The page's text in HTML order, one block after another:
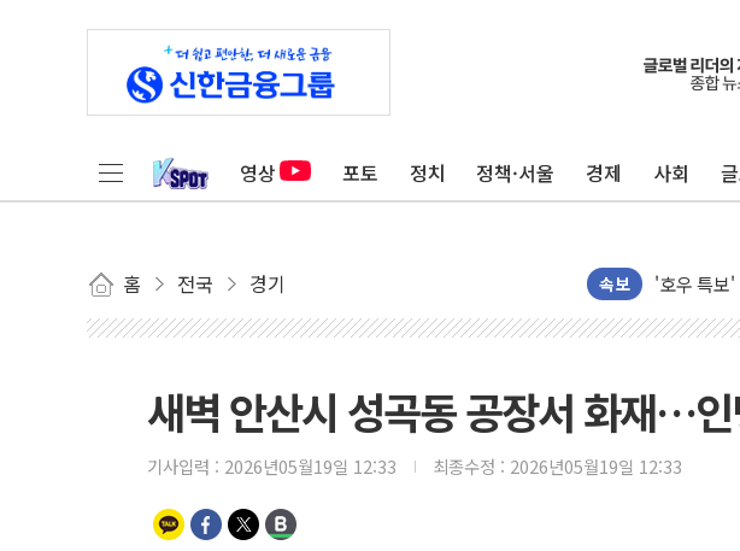
영상 포토 정치 정책·서울 경제 사회
홈 전국 경기 속보
인제 용대
동해시,
청양 밭에
폭염에 車
'호우 특보
주말 무더
충북 주말
10월 보완
한상협, 업
민주당,
뉴욕증시
새벽 안산시 성곡동 공장서 화재…
기사입력 : 2026년05월19일 12:33 최종수정 : 2026년05월19일 12:33